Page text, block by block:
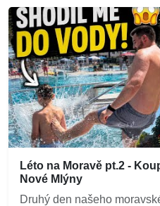
Léto na Moravě pt.2 -
Nové Mlýny
Druhý den našeho